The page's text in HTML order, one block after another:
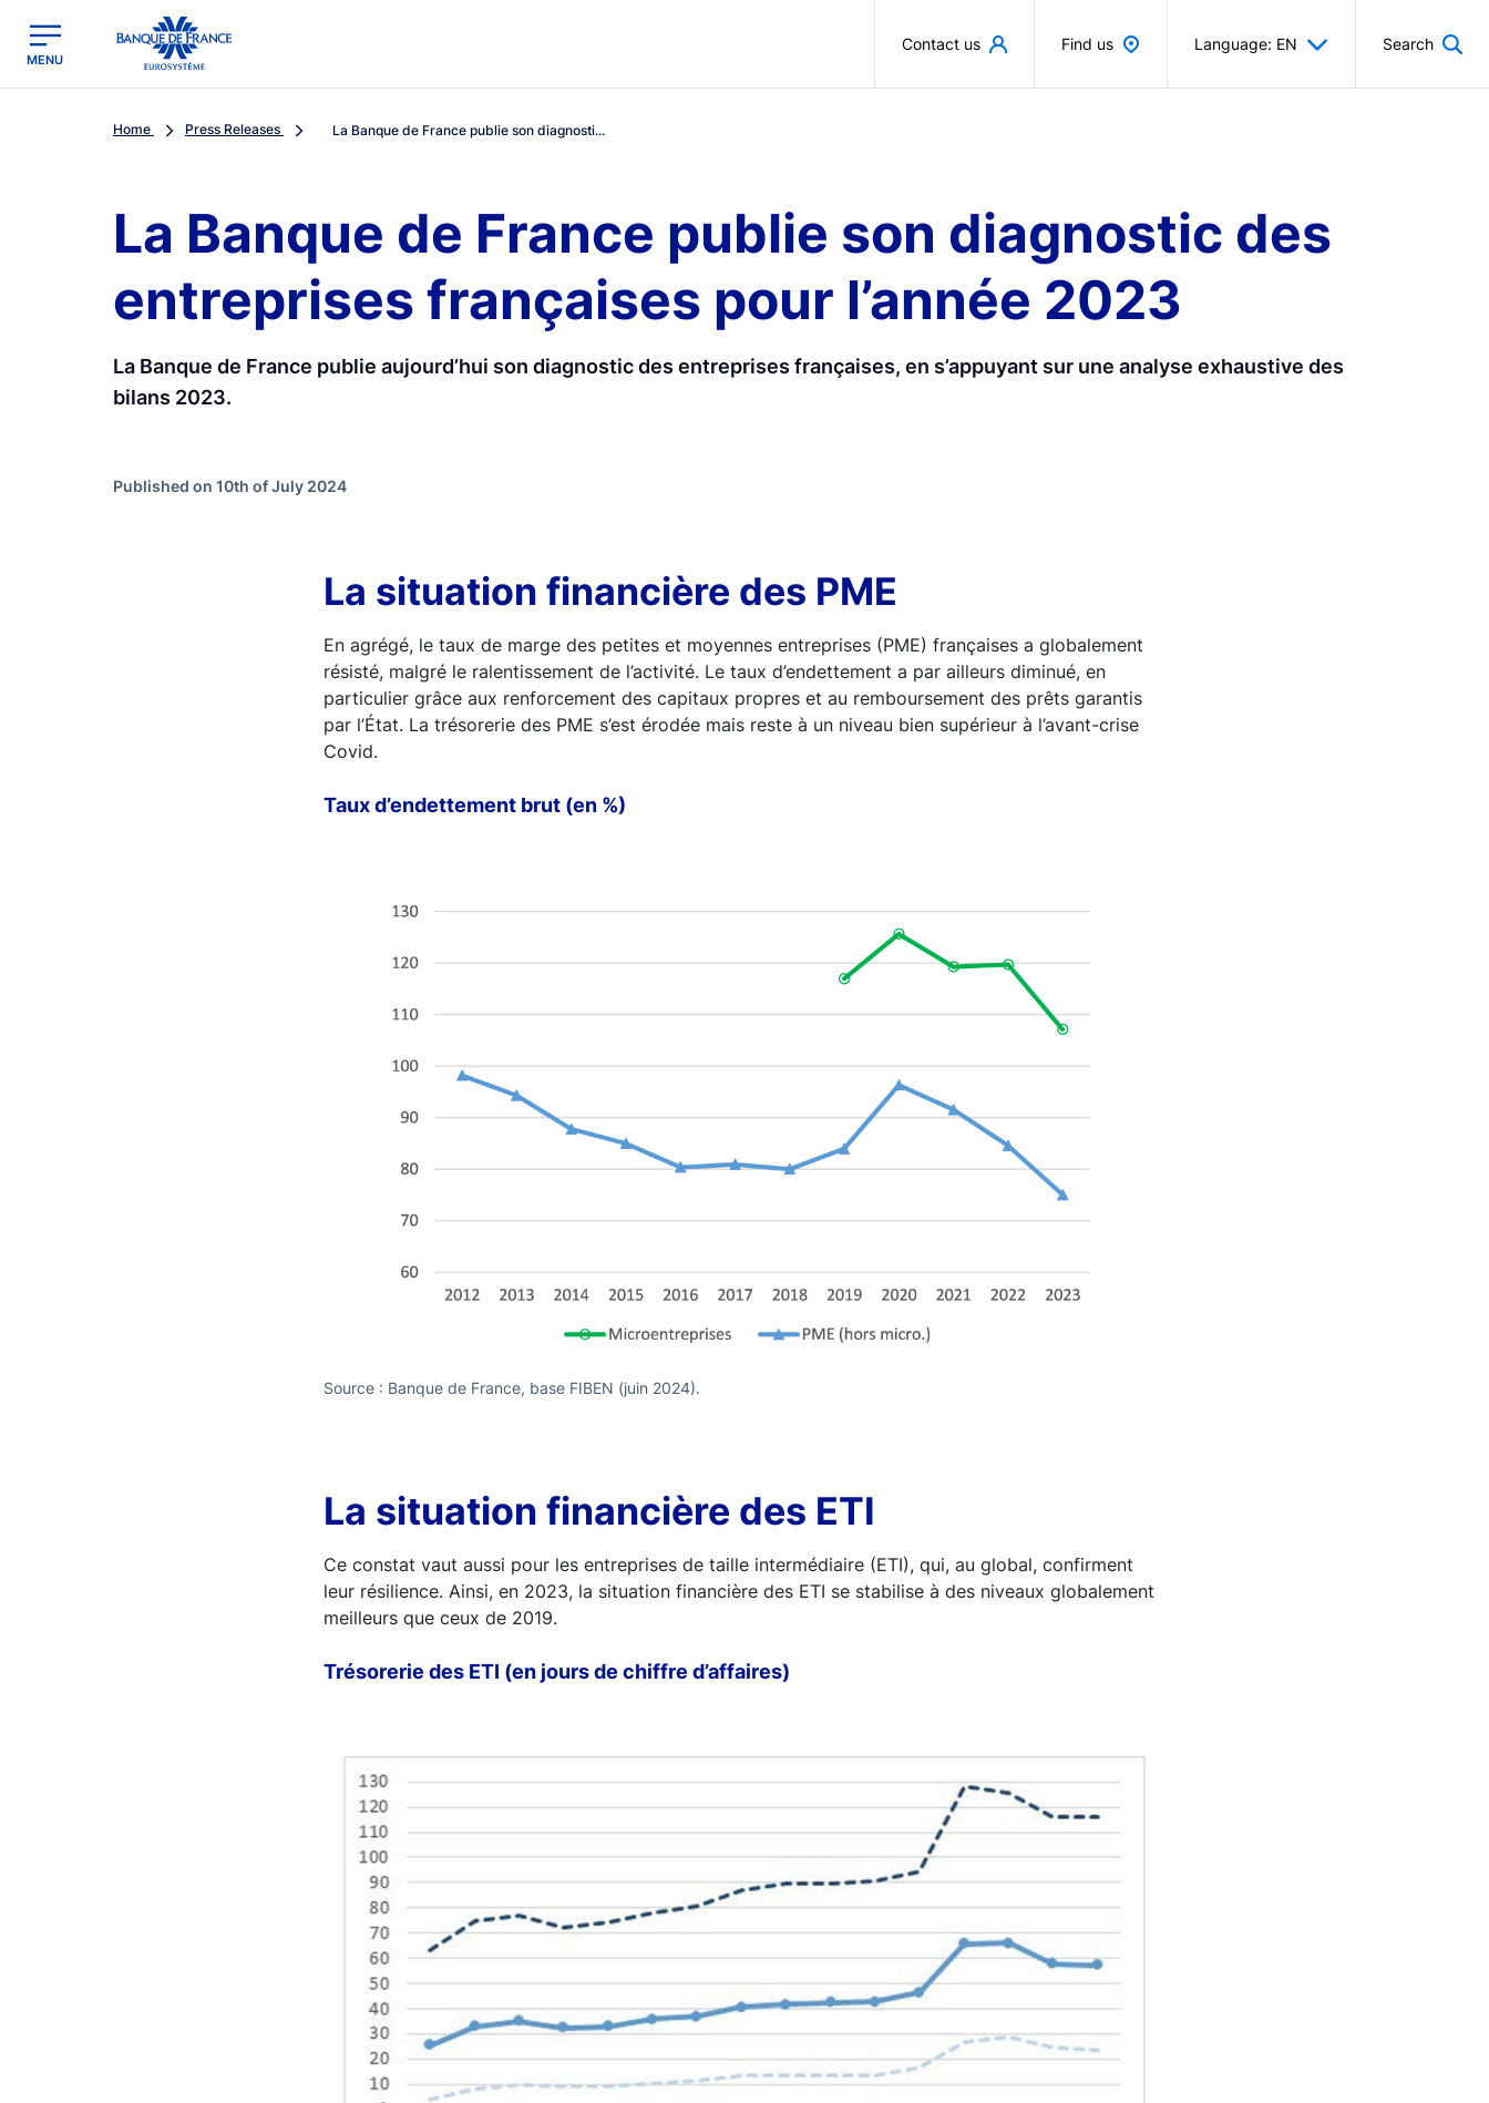
Banque de France - Menu Principal
MENU
Contact us Find us Language: EN Search
Home Press Releases La Banque de France publie son diagnosti...
La Banque de France publie son diagnostic des
entreprises françaises pour l’année 2023
La Banque de France publie aujourd’hui son diagnostic des entreprises françaises, en s’appuyant sur une analyse exhaustive des
bilans 2023.
Published on 10th of July 2024
La situation financière des PME
En agrégé, le taux de marge des petites et moyennes entreprises (PME) françaises a globalement
résisté, malgré le ralentissement de l’activité. Le taux d’endettement a par ailleurs diminué, en
particulier grâce aux renforcement des capitaux propres et au remboursement des prêts garantis
par l’État. La trésorerie des PME s’est érodée mais reste à un niveau bien supérieur à l’avant-crise
Covid.
Taux d’endettement brut (en %)
Source : Banque de France, base FIBEN (juin 2024).
La situation financière des ETI
Ce constat vaut aussi pour les entreprises de taille intermédiaire (ETI), qui, au global, confirment
leur résilience. Ainsi, en 2023, la situation financière des ETI se stabilise à des niveaux globalement
meilleurs que ceux de 2019.
Trésorerie des ETI (en jours de chiffre d’affaires)